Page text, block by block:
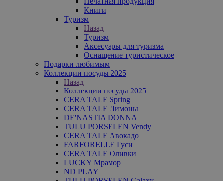
Книги
Туризм
Назад
Туризм
Аксесуары для туризма
Оснащение туристическое
Подарки любимым
Коллекции посуды 2025
Назад
Коллекции посуды 2025
CERA TALE Spring
CERA TALE Лимоны
DE'NASTIA DONNA
TULU PORSELEN Vendy
CERA TALE Авокадо
FARFORELLE Гуси
CERA TALE Оливки
LUCKY Мрамор
ND PLAY